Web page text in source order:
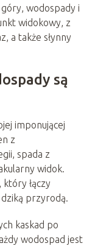
wodospady i
widokowy, z
a także słynny
są
imponującej
z
spada z
widok.
który łączy
dziką przyrodą.
kaskad po
wodospad jest